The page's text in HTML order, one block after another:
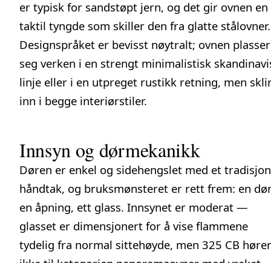
er typisk for sandstøpt jern, og det gir ovnen en
taktil tyngde som skiller den fra glatte stålovner.
Designspråket er bevisst nøytralt; ovnen
seg verken i en strengt minimalistisk
linje eller i en utpreget rustikk retning, men
inn i begge interiørstiler.
Innsyn og dørmekanikk
Døren er enkel og sidehengslet med et
håndtak, og bruksmønsteret er rett frem: en
en åpning, ett glass. Innsynet er moderat —
glasset er dimensjonert for å vise flammene
tydelig fra normal sittehøyde, men 325 CB hører